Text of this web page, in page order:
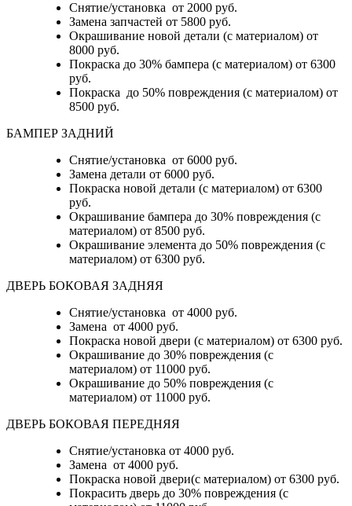
Снятие/установка от 2000 руб.
Замена запчастей от 5800 руб.
Окрашивание новой детали (с материалом) от
8000 руб.
Покраска до 30% бампера (с материалом) от 6300
руб.
Покраска до 50% повреждения (с материалом) от
8500 руб.
БАМПЕР ЗАДНИЙ
Снятие/установка от 6000 руб.
Замена детали от 6000 руб.
Покраска новой детали (с материалом) от 6300
руб.
Окрашивание бампера до 30% повреждения (с
материалом) от 8500 руб.
Окрашивание элемента до 50% повреждения (с
материалом) от 6300 руб.
ДВЕРЬ БОКОВАЯ ЗАДНЯЯ
Снятие/установка от 4000 руб.
Замена от 4000 руб.
Покраска новой двери (с материалом) от 6300 руб.
Окрашивание до 30% повреждения (с
материалом) от 11000 руб.
Окрашивание до 50% повреждения (с
материалом) от 11000 руб.
ДВЕРЬ БОКОВАЯ ПЕРЕДНЯЯ
Снятие/установка от 4000 руб.
Замена от 4000 руб.
Покраска новой двери(с материалом) от 6300 руб.
Покрасить дверь до 30% повреждения (с